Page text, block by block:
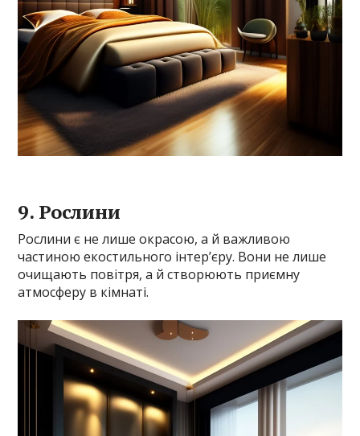
9. Рослини
Рослини є не лише окрасою, а й важливою
частиною екостильного інтер’єру. Вони не лише
очищають повітря, а й створюють приємну
атмосферу в кімнаті.